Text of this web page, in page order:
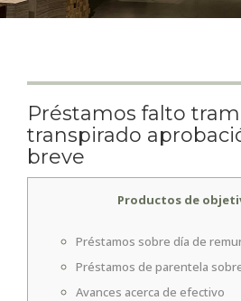
Préstamos falto
transpirado
breve
Productos de
Préstamos sobre día de
Préstamos de parentela
Avances acerca de efectivo